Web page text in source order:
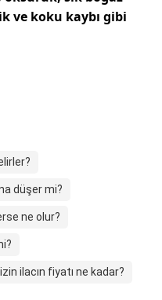
ve koku kaybı gibi
düşer mi?
ne olur?
ilacın fiyatı ne kadar?